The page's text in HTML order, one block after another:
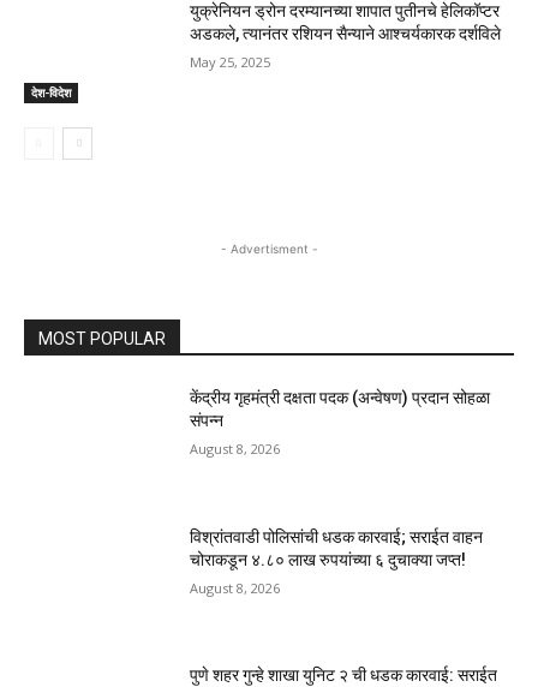
देश-विदेश
युक्रेनियन ड्रोन दरम्यानच्या शापात पुतीनचे हेलिकॉप्टर
अडकले, त्यानंतर रशियन सैन्याने आश्चर्यकारक दर्शविले
May 25, 2025
- Advertisment -
MOST POPULAR
केंद्रीय गृहमंत्री दक्षता पदक (अन्वेषण) प्रदान सोहळा
संपन्न
August 8, 2026
विश्रांतवाडी पोलिसांची धडक कारवाई; सराईत वाहन
चोराकडून ४.८० लाख रुपयांच्या ६ दुचाक्या जप्त!
August 8, 2026
पुणे शहर गुन्हे शाखा युनिट २ ची धडक कारवाई: सराईत